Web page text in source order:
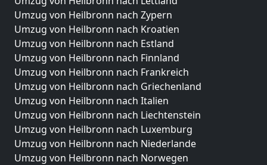
Umzug von Heilbronn nach Zypern
Umzug von Heilbronn nach Kroatien
Umzug von Heilbronn nach Estland
Umzug von Heilbronn nach Finnland
Umzug von Heilbronn nach Frankreich
Umzug von Heilbronn nach Griechenland
Umzug von Heilbronn nach Italien
Umzug von Heilbronn nach Liechtenstein
Umzug von Heilbronn nach Luxemburg
Umzug von Heilbronn nach Niederlande
Umzug von Heilbronn nach Norwegen